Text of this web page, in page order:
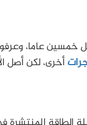
خمسين عاما،